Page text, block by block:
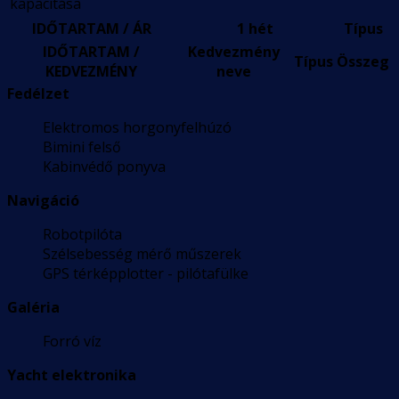
kapacitása
IDŐTARTAM / ÁR
1 hét
Típus
IDŐTARTAM /
KEDVEZMÉNY
Kedvezmény
neve
Típus Összeg
Fedélzet
Elektromos horgonyfelhúzó
Bimini felső
Kabinvédő ponyva
Navigáció
Robotpilóta
Szélsebesség mérő műszerek
GPS térképplotter - pilótafülke
Galéria
Forró víz
Yacht elektronika